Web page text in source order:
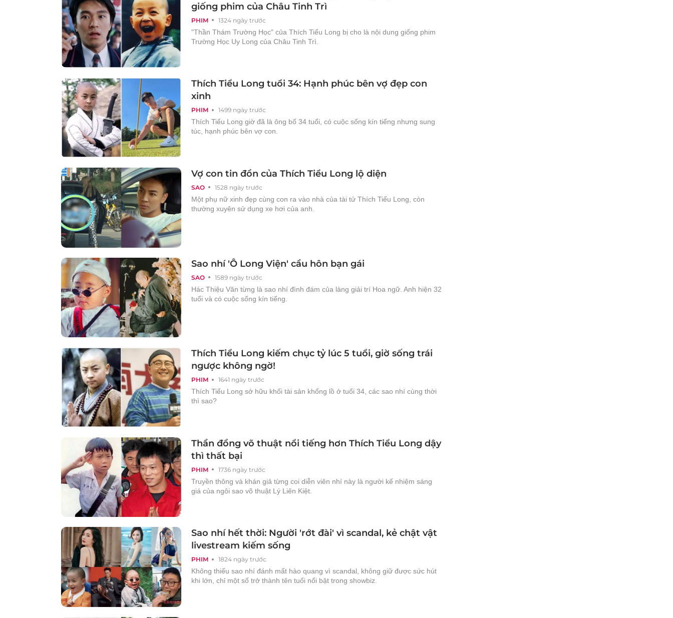
PHIM 1324 ngày trước
giống phim của Châu Tinh Trì
"Thần Thám Trường Học" của Thích Tiểu Long bị cho là nội dung giống phim
Trường Học Uy Long của Châu Tinh Trì.
PHIM 1499 ngày trước
Thích Tiểu Long tuổi 34: Hạnh phúc bên vợ đẹp con
xinh
Thích Tiểu Long giờ đã là ông bố 34 tuổi, có cuộc sống kín tiếng nhưng sung
túc, hạnh phúc bên vợ con.
SAO 1528 ngày trước
Vợ con tin đồn của Thích Tiểu Long lộ diện
Một phụ nữ xinh đẹp cùng con ra vào nhà của tài tử Thích Tiểu Long, còn
thường xuyên sử dụng xe hơi của anh.
SAO 1589 ngày trước
Sao nhí 'Ô Long Viện' cầu hôn bạn gái
Hác Thiệu Văn từng là sao nhí đình đám của làng giải trí Hoa ngữ. Anh hiện 32
tuổi và có cuộc sống kín tiếng.
PHIM 1641 ngày trước
Thích Tiểu Long kiếm chục tỷ lúc 5 tuổi, giờ sống trái
ngược không ngờ!
Thích Tiểu Long sở hữu khối tài sản khổng lồ ở tuổi 34, các sao nhí cùng thời
thì sao?
PHIM 1736 ngày trước
Thần đồng võ thuật nổi tiếng hơn Thích Tiểu Long dậy
thì thất bại
Truyền thông và khán giả từng coi diễn viên nhí này là người kế nhiệm sáng
giá của ngôi sao võ thuật Lý Liên Kiệt.
PHIM 1824 ngày trước
Sao nhí hết thời: Người 'rớt đài' vì scandal, kẻ chật vật
livestream kiếm sống
Không thiếu sao nhí đánh mất hào quang vì scandal, không giữ được sức hút
khi lớn, chỉ một số trở thành tên tuổi nổi bật trong showbiz.